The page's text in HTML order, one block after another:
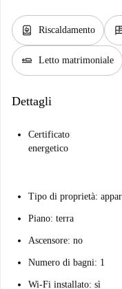
water_heater Riscaldamento
airline_seat_flat Letto matrimoniale
Dettagli
Certificato
energetico
Tipo di proprietà:
Piano: terra
Ascensore: no
Numero di bagni: 1
Wi-Fi installato: sì